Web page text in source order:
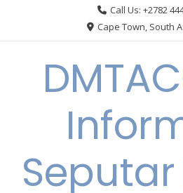
Call Us: +2782
Cape Town, South
Seputar